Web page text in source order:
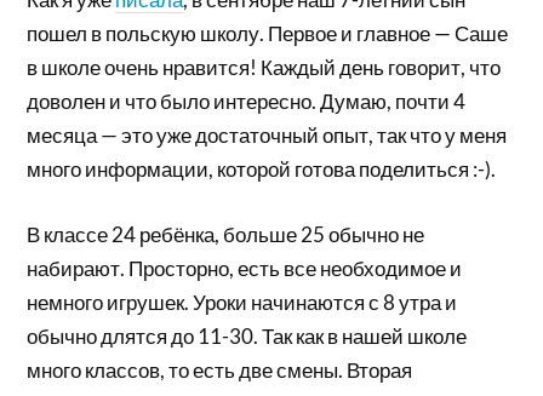
пошел в польскую школу. Первое и главное — Саше
в школе очень нравится! Каждый день говорит, что
доволен и что было интересно. Думаю, почти 4
месяца — это уже достаточный опыт, так что у меня
много информации, которой готова поделиться :-).
В классе 24 ребёнка, больше 25 обычно не
набирают. Просторно, есть все необходимое и
немного игрушек. Уроки начинаются с 8 утра и
обычно длятся до 11-30. Так как в нашей школе
много классов, то есть две смены. Вторая